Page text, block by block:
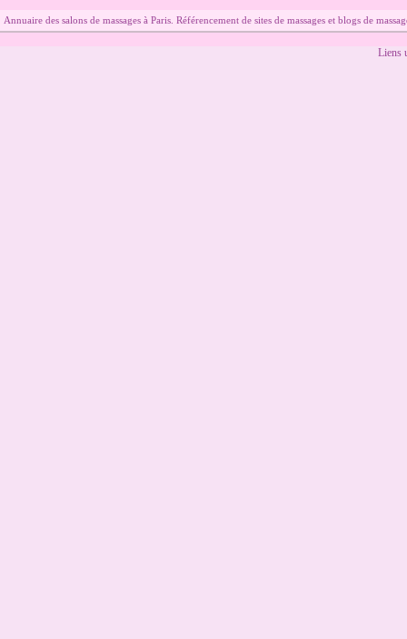
Annuaire des salons de massages à Paris. Référencement de sites de massages et blogs de
Liens